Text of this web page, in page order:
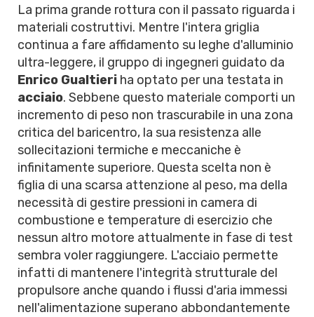
La prima grande rottura con il passato riguarda i
materiali costruttivi. Mentre l'intera griglia
continua a fare affidamento su leghe d'alluminio
ultra-leggere, il gruppo di ingegneri guidato da
Enrico Gualtieri ha optato per una testata in
acciaio. Sebbene questo materiale comporti un
incremento di peso non trascurabile in una zona
critica del baricentro, la sua resistenza alle
sollecitazioni termiche e meccaniche è
infinitamente superiore. Questa scelta non è
figlia di una scarsa attenzione al peso, ma della
necessità di gestire pressioni in camera di
combustione e temperature di esercizio che
nessun altro motore attualmente in fase di test
sembra voler raggiungere. L'acciaio permette
infatti di mantenere l'integrità strutturale del
propulsore anche quando i flussi d'aria immessi
nell'alimentazione superano abbondantemente